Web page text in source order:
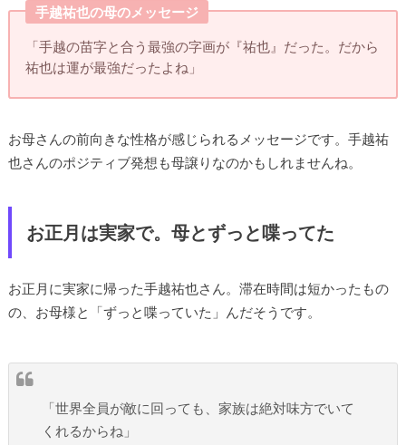
手越祐也の母のメッセージ
「手越の苗字と合う最強の字画が『祐也』だった。だから
祐也は運が最強だったよね」
お母さんの前向きな性格が感じられるメッセージです。手越祐
也さんのポジティブ発想も母譲りなのかもしれませんね。
お正月は実家で。母とずっと喋ってた
お正月に実家に帰った手越祐也さん。滞在時間は短かったもの
の、お母様と「ずっと喋っていた」んだそうです。
「世界全員が敵に回っても、家族は絶対味方でいて
くれるからね」